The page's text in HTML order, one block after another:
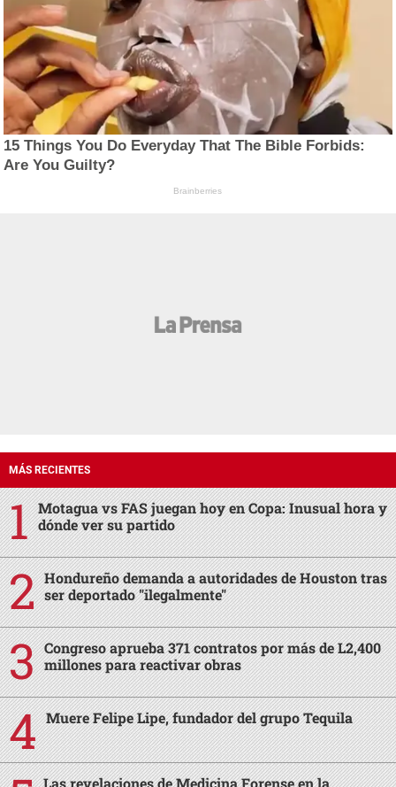
15 Things You Do Everyday That The Bible Forbids:
Are You Guilty?
Brainberries
MÁS RECIENTES
Motagua vs FAS juegan hoy en Copa: Inusual hora y
dónde ver su partido
Hondureño demanda a autoridades de Houston tras
ser deportado "ilegalmente"
Congreso aprueba 371 contratos por más de L2,400
millones para reactivar obras
Muere Felipe Lipe, fundador del grupo Tequila
Las revelaciones de Medicina Forense en la